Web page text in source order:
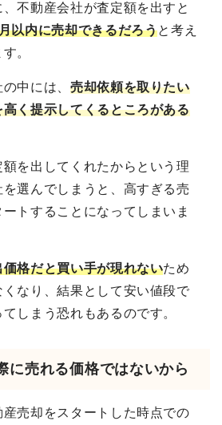
不動産会社が査定額を出すと
以内に売却できるだろうと考え
。
中には、 売却依頼を取りたい
く提示してくるところがある
を出してくれたからという理
選んでしまうと、高すぎる売
トすることになってしまいま
格だと買い手が現れないため
なり、結果として安い値段で
しまう恐れもあるのです。
に売れる価格ではないから
売却をスタートした時点での